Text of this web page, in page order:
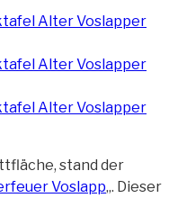
stand der
Voslapp„. Dieser